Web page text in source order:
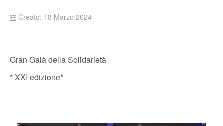
Creato: 18 Marzo 2024
Gran Galà della Solidarietà
* XXI edizione*